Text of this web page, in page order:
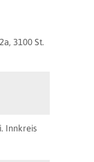
3100 St.
Innkreis